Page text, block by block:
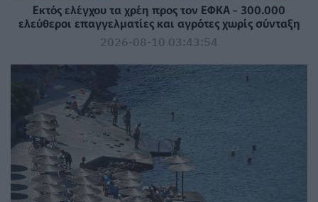
Εκτός ελέγχου τα χρέη προς τον ΕΦΚΑ - 300.000
ελεύθεροι επαγγελματίες και αγρότες χωρίς σύνταξη
2026-08-10 03:43:54